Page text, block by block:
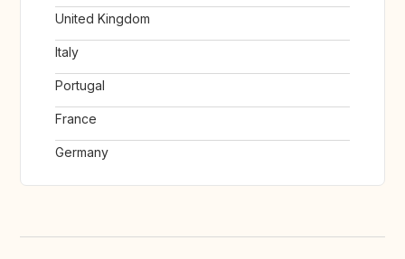
United Kingdom
Italy
Portugal
France
Germany